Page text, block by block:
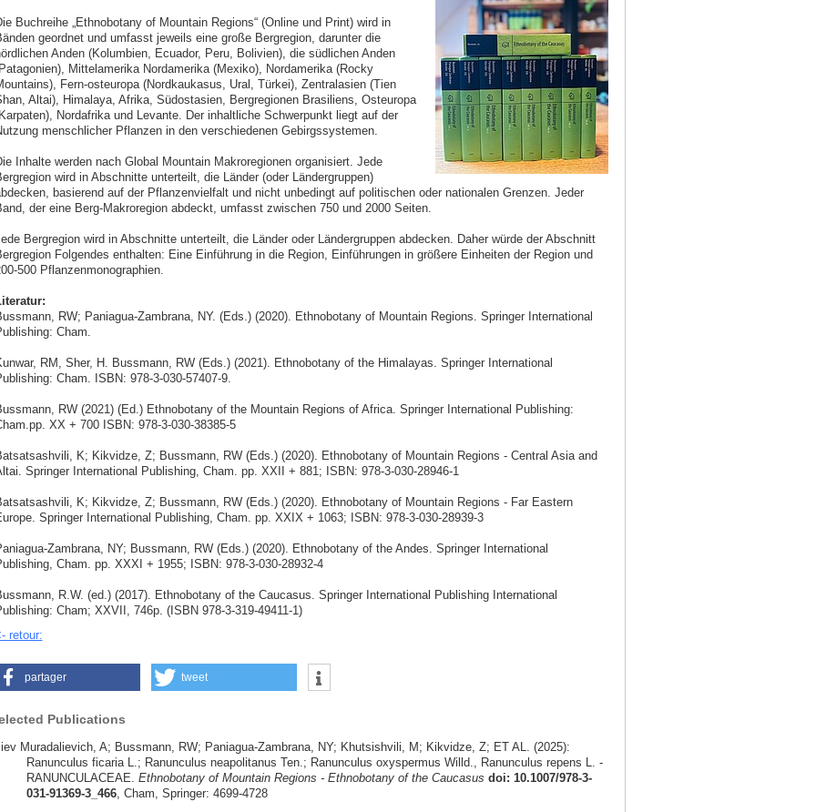
Buchreihe „Ethnobotany of Mountain Regions“ (Online und Print) wird in
geordnet und umfasst jeweils eine große Bergregion, darunter die
Anden (Kolumbien, Ecuador, Peru, Bolivien), die südlichen Anden
Mittelamerika Nordamerika (Mexiko), Nordamerika (Rocky
Fern-osteuropa (Nordkaukasus, Ural, Türkei), Zentralasien (Tien
Altai), Himalaya, Afrika, Südostasien, Bergregionen Brasiliens, Osteuropa
Nordafrika und Levante. Der inhaltliche Schwerpunkt liegt auf der
menschlicher Pflanzen in den verschiedenen Gebirgssystemen.
Inhalte werden nach Global Mountain Makroregionen organisiert. Jede
wird in Abschnitte unterteilt, die Länder (oder Ländergruppen)
basierend auf der Pflanzenvielfalt und nicht unbedingt auf politischen oder nationalen Grenzen. Jeder
der eine Berg-Makroregion abdeckt, umfasst zwischen 750 und 2000 Seiten.
Bergregion wird in Abschnitte unterteilt, die Länder oder Ländergruppen abdecken. Daher würde der Abschnitt
Folgendes enthalten: Eine Einführung in die Region, Einführungen in größere Einheiten der Region und
500 Pflanzenmonographien.
RW; Paniagua-Zambrana, NY. (Eds.) (2020). Ethnobotany of Mountain Regions. Springer International
Cham.
RM, Sher, H. Bussmann, RW (Eds.) (2021). Ethnobotany of the Himalayas. Springer International
Cham. ISBN: 978-3-030-57407-9.
RW (2021) (Ed.) Ethnobotany of the Mountain Regions of Africa. Springer International Publishing:
XX + 700 ISBN: 978-3-030-38385-5
K; Kikvidze, Z; Bussmann, RW (Eds.) (2020). Ethnobotany of Mountain Regions - Central Asia and
Springer International Publishing, Cham. pp. XXII + 881; ISBN: 978-3-030-28946-1
K; Kikvidze, Z; Bussmann, RW (Eds.) (2020). Ethnobotany of Mountain Regions - Far Eastern
Springer International Publishing, Cham. pp. XXIX + 1063; ISBN: 978-3-030-28939-3
Zambrana, NY; Bussmann, RW (Eds.) (2020). Ethnobotany of the Andes. Springer International
Cham. pp. XXXI + 1955; ISBN: 978-3-030-28932-4
R.W. (ed.) (2017). Ethnobotany of the Caucasus. Springer International Publishing International
Cham; XXVII, 746p. (ISBN 978-3-319-49411-1)
retour:
partager tweet
Publications
Muradalievich, A; Bussmann, RW; Paniagua-Zambrana, NY; Khutsishvili, M; Kikvidze, Z; ET AL. (2025):
Ranunculus ficaria L.; Ranunculus neapolitanus Ten.; Ranunculus oxyspermus Willd., Ranunculus repens L. -
RANUNCULACEAE. Ethnobotany of Mountain Regions - Ethnobotany of the Caucasus doi: 10.1007/978-3-
031-91369-3_466, Cham, Springer: 4699-4728